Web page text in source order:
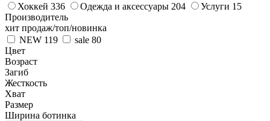
Хоккей 336 Одежда и аксессуары 204 Услуги 15
Производитель
хит продаж/топ/новинка
NEW 119 sale 80
Цвет
Возраст
Загиб
Жесткость
Хват
Размер
Ширина ботинка